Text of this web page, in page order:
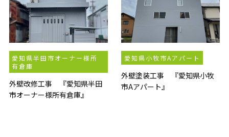
愛知県半田市オーナー様所
有倉庫
外壁改修工事 『愛知県半田
市オーナー様所有倉庫』
愛知県小牧市Aアパート
外壁塗装工事 『愛知県小牧
市Aアパート』